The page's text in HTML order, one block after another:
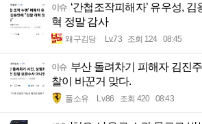
이슈 ‘간첩조작피해자’ 유우성, 김
혁 정말 감사
왜구김당 Lv.73 조회 124 08:45
이슈 부산 돌려차기 피해자 김진
찰이 바꾼거 맞다.
풀소유 Lv.86 조회 420 08:43